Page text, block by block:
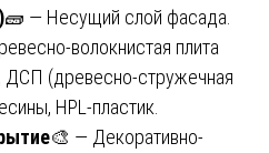
🧱 — Несущий слой фасада.
волокнистая плита
ДСП (древесно-стружечная
HPL-пластик.
🎨 — Декоративно-